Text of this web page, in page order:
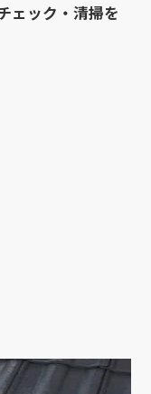
ェック・清掃を